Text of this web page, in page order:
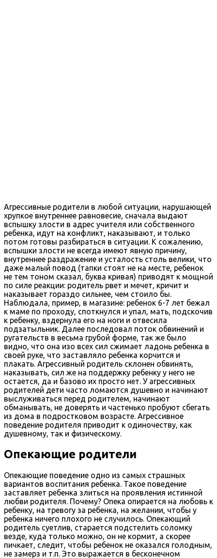
Агрессивные родители в любой ситуации, нарушающей
хрупкое внутреннее равновесие, сначала выдают
вспышку злости в адрес учителя или собственного
ребенка, идут на конфликт, наказывают, и только
потом готовы разбираться в ситуации. К сожалению,
вспышки злости не всегда имеют явную причину,
внутреннее раздражение и усталость столь велики, что
даже малый повод (тапки стоят не на месте, ребенок
не тем тоном сказал, буква кривая) приводят к мощной
по силе реакции: родитель рвет и мечет, кричит и
наказывает гораздо сильнее, чем стоило бы.
Наблюдала, пример, в магазине: ребенок 6-7 лет бежал
к маме по проходу, споткнулся и упал, мать, подскочив
к ребенку, вздернула его на ноги и отвесила
подзатыльник. Далее последовал поток обвинений и
ругательств в весьма грубой форме, так же было
видно, что она изо всех сил сжимает ладонь ребенка в
своей руке, что заставляло ребенка корчится и
плакать. Агрессивный родитель склонен обвинять,
наказывать, сил же на поддержку ребенку у него не
остается, да и базово их просто нет. У агрессивных
родителей дети часто ломаются душевно и начинают
выслуживаться перед родителем, начинают
обманывать, не доверять и частенько пробуют сбегать
из дома в подростковом возрасте. Агрессивное
поведение родителя приводит к одиночеству, как
душевному, так и физическому.
Опекающие родители
Опекающие поведение одно из самых страшных
вариантов воспитания ребенка. Такое поведение
заставляет ребенка злиться на проявления истинной
любви родителя. Почему? Опека опирается на любовь к
ребенку, на тревогу за ребенка, на желании, чтобы у
ребенка ничего плохого не случилось. Опекающий
родитель суетлив, старается подстелить соломку
везде, куда только можно, он не кормит, а скорее
пичкает, следит, чтобы ребенок не оказался голодным,
не замерз и т.п. Это выражается в бесконечном